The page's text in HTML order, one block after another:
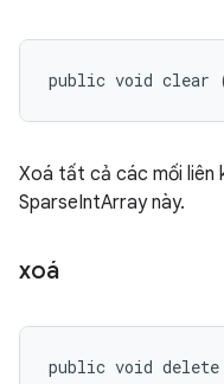
public void clear
Xoá tất cả các mối liên
SparseIntArray này.
xoá
public void